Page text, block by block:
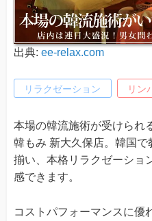
出典: ee-relax.com
リラクゼーション リン
本場の韓流施術が受けられ
韓もみ 新大久保店。韓国
揃い、本格リラクゼーショ
感できます。
コストパフォーマンスに優